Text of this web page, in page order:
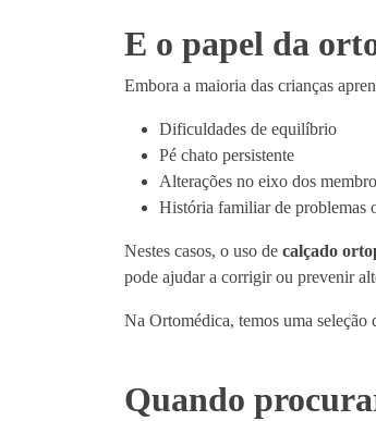
E o papel da
Embora a maioria das crianças
Dificuldades de equilíbrio
Pé chato persistente
Alterações no eixo dos
História familiar de problemas
Nestes casos, o uso de calçado
pode ajudar a corrigir ou prevenir
Na Ortomédica, temos uma seleção
Quando